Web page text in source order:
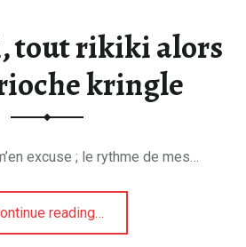
tout rikiki alors
kringle
excuse ; le rythme de mes…
reading“Tout mini, tout rikiki alors mini brioche kringle”
…